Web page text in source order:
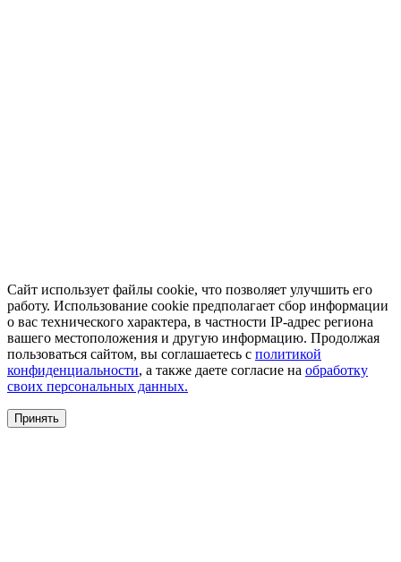
Сайт использует файлы cookie, что позволяет улучшить его
работу. Использование cookie предполагает сбор информации
о вас технического характера, в частности IP-адрес региона
вашего местоположения и другую информацию. Продолжая
пользоваться сайтом, вы соглашаетесь с политикой
конфиденциальности, а также даете согласие на обработку
своих персональных данных.
Принять